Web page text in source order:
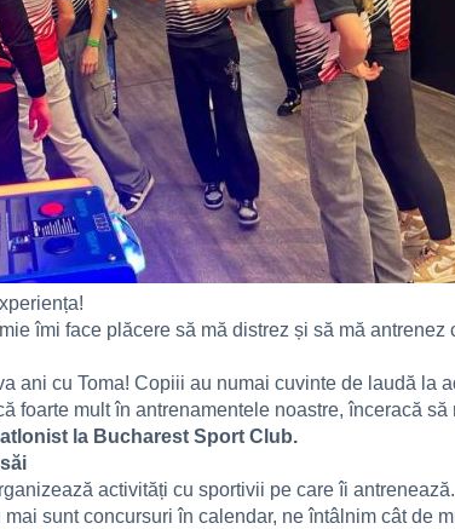
îmi face plăcere să mă distrez și să mă antrenez
ani cu Toma! Copiii au numai cuvinte de laudă la
foarte mult în antrenamentele noastre, înceracă
la Bucharest Sport Club.
activități cu sportivii pe care îi antrenează.
sunt concursuri în calendar, ne întâlnim cât de